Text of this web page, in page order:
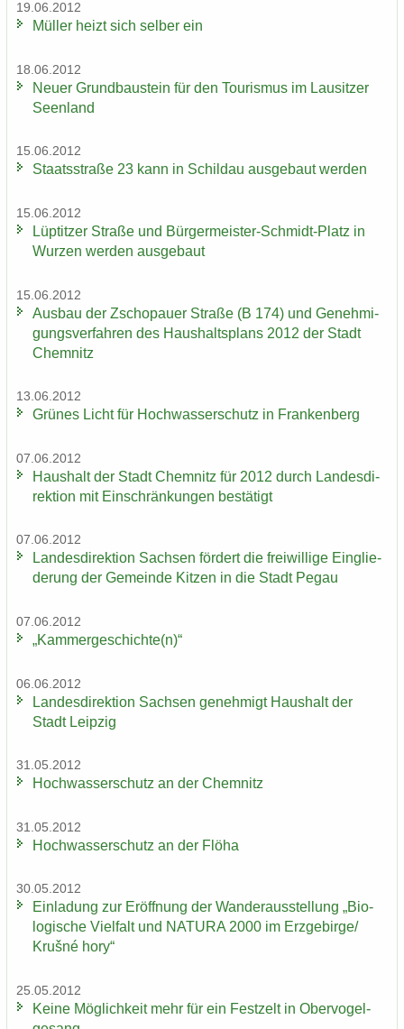
19.06.2012
Mül­ler heizt sich sel­ber ein
18.06.2012
Neuer Grund­bau­stein für den Tou­ris­mus im Lau­sit­zer
Se­en­land
15.06.2012
Staats­stra­ße 23 kann in Schildau aus­ge­baut wer­den
15.06.2012
Lüp­tit­zer Stra­ße und Bürgermeister-​Schmidt-Platz in
Wur­zen wer­den aus­ge­baut
15.06.2012
Aus­bau der Zscho­pau­er Stra­ße (B 174) und Ge­neh­mi­
gungs­ver­fah­ren des Haus­halts­plans 2012 der Stadt
Chem­nitz
13.06.2012
Grü­nes Licht für Hoch­was­ser­schutz in Fran­ken­berg
07.06.2012
Haus­halt der Stadt Chem­nitz für 2012 durch Lan­des­di­
rek­ti­on mit Ein­schrän­kun­gen be­stä­tigt
07.06.2012
Lan­des­di­rek­ti­on Sach­sen för­dert die frei­wil­li­ge Ein­glie­
de­rung der Ge­mein­de Kit­zen in die Stadt Pegau
07.06.2012
„Kam­mer­ge­schich­te(n)“
06.06.2012
Lan­des­di­rek­ti­on Sach­sen ge­neh­migt Haus­halt der
Stadt Leip­zig
31.05.2012
Hoch­was­ser­schutz an der Chem­nitz
31.05.2012
Hoch­was­ser­schutz an der Flöha
30.05.2012
Ein­la­dung zur Er­öff­nung der Wan­der­aus­stel­lung „Bio­
lo­gi­sche Viel­falt und NA­TU­RA 2000 im Erz­ge­bir­ge/
Krušné hory“
25.05.2012
Keine Mög­lich­keit mehr für ein Fest­zelt in Ober­vo­gel­